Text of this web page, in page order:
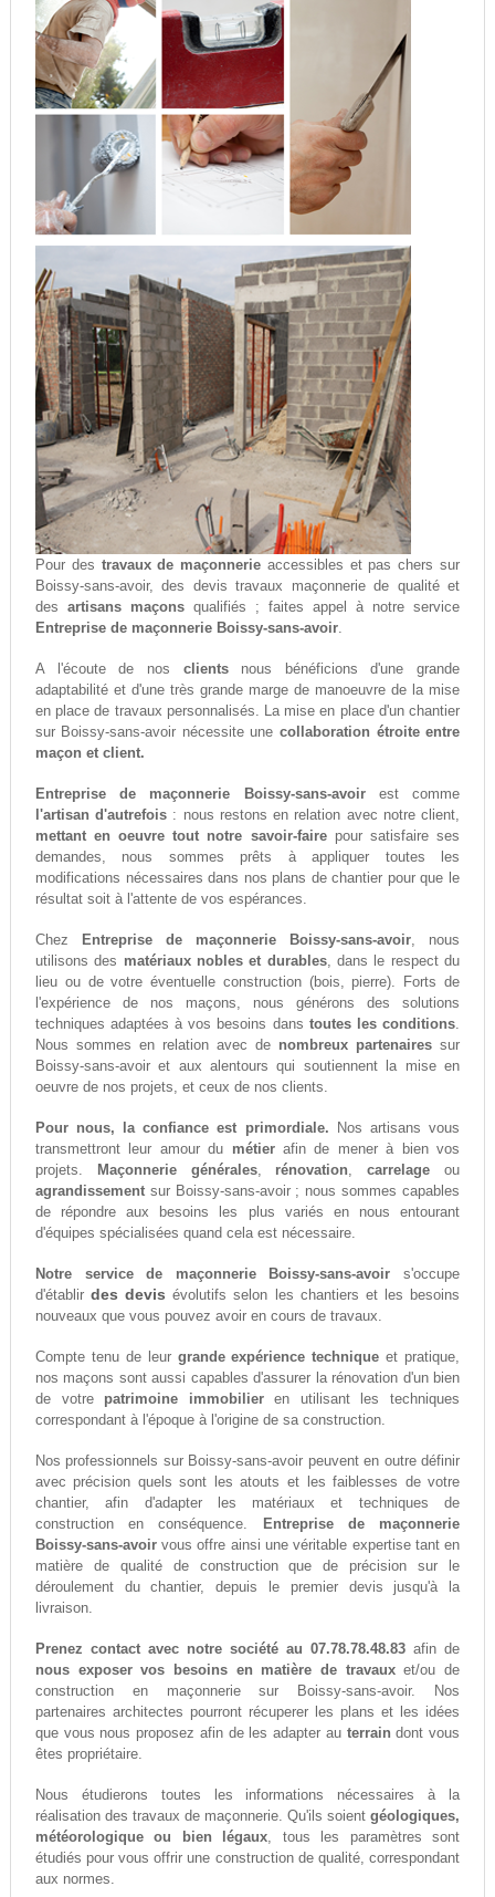
Pour des travaux de maçonnerie accessibles et pas chers sur
Boissy-sans-avoir, des devis travaux maçonnerie de qualité et
des artisans maçonsqualifiés ; faites appel à notre service
Entreprise de maçonnerie Boissy-sans-avoir.
A l'écoute de nos clientsnous bénéficions d'une grande
adaptabilité et d'une très grande marge de manoeuvre de la mise
en place de travaux personnalisés. La mise en place d'un chantier
sur Boissy-sans-avoir nécessite unecollaboration étroite entre
maçon et client.
Entreprise de maçonnerie Boissy-sans-avoirest comme
l'artisan d'autrefois : nous restons en relation avec notre client,
mettant en oeuvre tout notre savoir-fairepour satisfaire ses
demandes, nous sommes prêts à appliquer toutes les
modifications nécessaires dans nos plans de chantier pour que le
résultat soit à l'attente de vos espérances.
Chez Entreprise de maçonnerie Boissy-sans-avoir, nous
utilisons des matériaux nobles et durables, dans le respect du
lieu ou de votre éventuelle construction (bois, pierre). Forts de
l'expérience de nos maçons, nous générons des solutions
techniques adaptées à vos besoins dans toutes les conditions.
Nous sommes en relation avec de nombreux partenaires sur
Boissy-sans-avoir et aux alentours qui soutiennent la mise en
oeuvre de nos projets, et ceux de nos clients.
Pour nous, la confiance est primordiale. Nos artisans vous
transmettront leur amour du métierafin de mener à bien vos
projets.
Maçonnerie générales, rénovation,carrelage ou
agrandissementsur Boissy-sans-avoir ; nous sommes capables
de répondre aux besoins les plus variés en nous entourant
d'équipes spécialisées quand cela est nécessaire.
Notre service de maçonnerie Boissy-sans-avoir s'occupe
d'établirdes devis évolutifs selon les chantiers et les besoins
nouveaux que vous pouvez avoir en cours de travaux.
Compte tenu de leur grande expérience technique et pratique,
nos maçons sont aussi capables d'assurer la rénovation d'un bien
de votre patrimoine immobilieren utilisant les techniques
correspondant à l'époque à l'origine de sa construction.
Nos professionnels sur Boissy-sans-avoir peuvent en outre définir
avec précision quels sont les atouts et les faiblesses de votre
chantier, afin d'adapter les matériaux et techniques de
construction en conséquence.
Entreprise de maçonnerie
Boissy-sans-avoirvous offre ainsi une véritable expertise tant en
matière de qualité de construction que de précision sur le
déroulement du chantier, depuis le premier devis jusqu'à la
livraison.
Prenez contact avec notre société au 07.78.78.48.83 afin de
nous exposer vos besoins en matière de travauxet/ou de
construction en maçonnerie sur Boissy-sans-avoir. Nos
partenaires architectes pourront récuperer les plans et les idées
que vous nous proposez afin de les adapter au terrain dont vous
êtes propriétaire.
Nous étudierons toutes les informations nécessaires à la
réalisation des travaux de maçonnerie. Qu'ils soientgéologiques,
météorologique ou bien légaux, tous les paramètres sont
étudiés pour vous offrir une construction de qualité, correspondant
aux normes.